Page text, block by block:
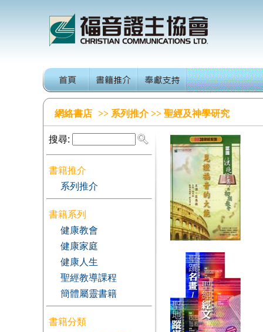
網絡書店 >> 系列推介 >> 聖經及神學研究
搜尋:
書籍推介
系列推介
書籍系列
健康教會
健康家庭
健康人生
聖經教導課程
簡體屬靈書籍
書籍分類